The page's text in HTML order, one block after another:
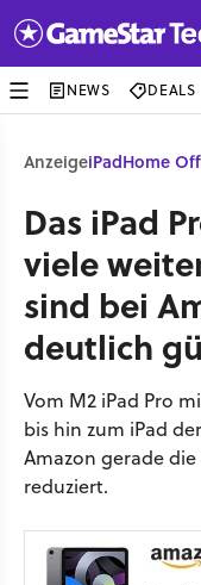
NEWS DEALS
AnzeigeiPadHome
Das iPad
viele
sind bei
deutlich
Vom M2 iPad Pro
bis hin zum iPad
Amazon gerade
reduziert.